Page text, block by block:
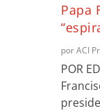
Papa
porACI
POR